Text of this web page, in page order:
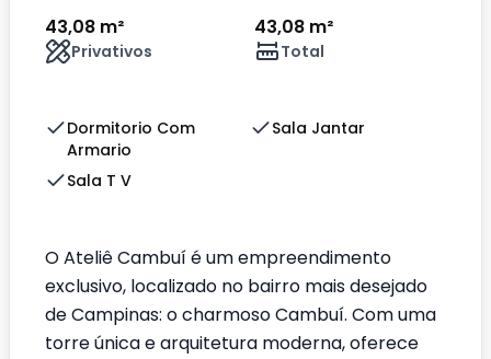
43,08 m²
Privativos
43,08 m²
Total
Dormitorio Com
Armario
Sala Jantar
Sala T V
O Ateliê Cambuí é um empreendimento
exclusivo, localizado no bairro mais desejado
de Campinas: o charmoso Cambuí. Com uma
torre única e arquitetura moderna, oferece